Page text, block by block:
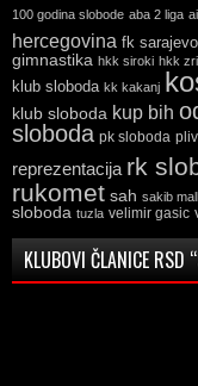
100 godina slobode aba 2 liga
hercegovina fk sarajevo
gimnastika hkk siroki hkk
klub sloboda kk kakanj
klub sloboda kup bih
sloboda pk sloboda
reprezentacija rk
rukomet sah sakib
sloboda tuzla velimir gasic
KLUBOVI ČLANICE RSD